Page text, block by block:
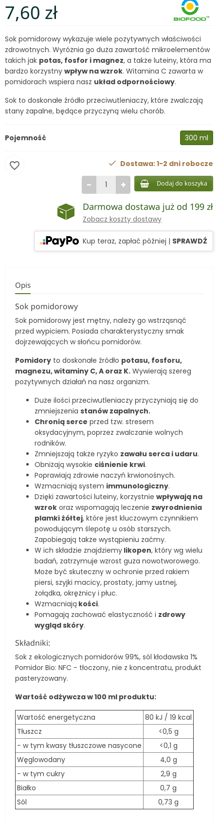
7,60 zł
Sok pomidorowy wykazuje wiele pozytywnych właściwości
zdrowotnych. Wyróżnia go duża zawartość mikroelementów
takich jak potas, fosfor i magnez, a także luteiny, która ma
bardzo korzystny wpływ na wzrok. Witamina C zawarta w
pomidorach wspiera nasz układ odpornościowy.
Sok to doskonałe źródło przeciwutleniaczy, które zwalczają
stany zapalne, będące przyczyną wielu chorób.
Pojemność 300 ml
Dostawa: 1-2 dni robocze
+
− Dodaj do koszyka
favorite_border
Darmowa dostawa już od 199 zł
Zobacz koszty dostawy
Kup teraz, zapłać później | SPRAWDŹ
Opis
Sok pomidorowy
Sok pomidorowy jest mętny, należy go wstrząsnąć
przed wypiciem. Posiada charakterystyczny smak
dojrzewających w słońcu pomidorów.
Pomidory to doskonałe źródło potasu, fosforu,
magnezu, witaminy C, A oraz K. Wywierają szereg
pozytywnych działań na nasz organizm.
Duże ilości przeciwutleniaczy przyczyniają się do
zmniejszenia stanów zapalnych.
Chronią serce przed tzw. stresem
oksydacyjnym, poprzez zwalczanie wolnych
rodników.
Zmniejszają także ryzyko zawału serca i udaru.
Obniżają wysokie ciśnienie krwi.
Poprawiają zdrowie naczyń krwionośnych.
Wzmacniają system immunologiczny.
Dzięki zawartości luteiny, korzystnie wpływają na
wzrok oraz wspomagają leczenie zwyrodnienia
plamki żółtej, które jest kluczowym czynnikiem
powodującym ślepotę u osób starszych.
Zapobiegają także wystąpieniu zaćmy.
W ich składzie znajdziemy likopen, który wg wielu
badań, zatrzymuje wzrost guza nowotworowego.
Może być skuteczny w ochronie przed rakiem
piersi, szyjki macicy, prostaty, jamy ustnej,
żołądka, okrężnicy i płuc.
Wzmacniają kości.
Pomagają zachować elastyczność i zdrowy
wygląd skóry.
Składniki:
Sok z ekologicznych pomidorów 99%, sól kłodawska 1%
Pomidor Bio: NFC - tłoczony, nie z koncentratu, produkt
pasteryzowany.
Wartość odżywcza w 100 ml produktu:
Wartość energetyczna
80 kJ / 19 kcal
Tłuszcz
<0,5 g
- w tym kwasy tłuszczowe nasycone
<0,1 g
Węglowodany
4,0 g
- w tym cukry
2,9 g
Białko
0,7 g
Sól
0,73 g